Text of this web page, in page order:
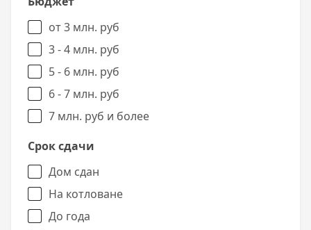
от 3 млн. руб
3 - 4 млн. руб
5 - 6 млн. руб
6 - 7 млн. руб
7 млн. руб и более
Срок сдачи
Дом сдан
На котловане
До года